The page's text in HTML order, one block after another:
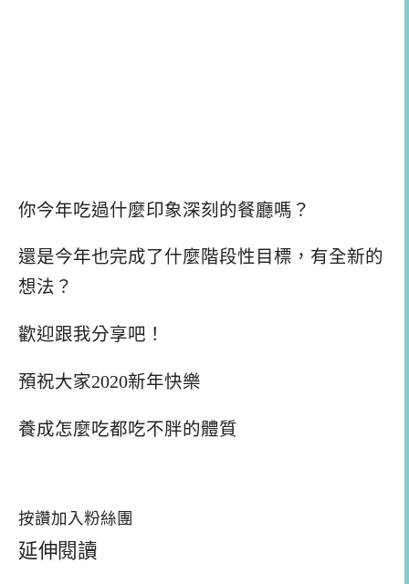
你今年吃過什麼印象深刻的餐廳嗎？
還是今年也完成了什麼階段性目標，有全新的
想法？
歡迎跟我分享吧！
預祝大家2020新年快樂
養成怎麼吃都吃不胖的體質
按讚加入粉絲團
延伸閱讀